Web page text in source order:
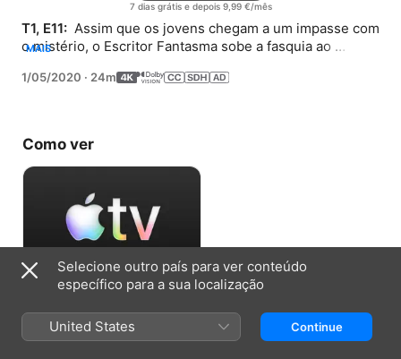
7 dias grátis e depois 9,99 €/mês
T1, E11: Assim que os jovens chegam a um impasse com
o mistério, o Escritor Fantasma sobe a fasquia ao
MAIS
1/05/2020 · 24m
Como ver
Selecione outro país para ver conteúdo
específico para a sua localização
United States Continue